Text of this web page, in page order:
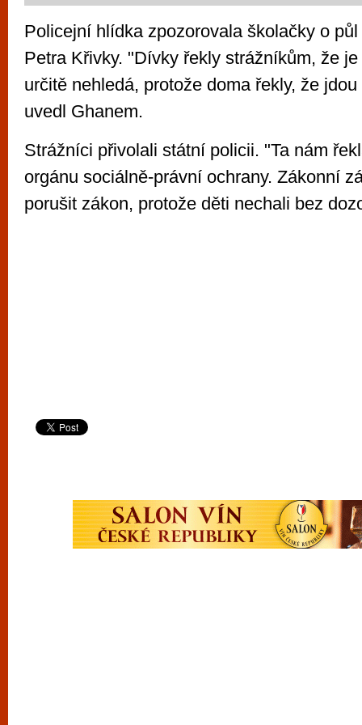
Policejní hlídka zpozorovala školačky o
Petra Křivky. "Dívky řekly strážníkům, že
určitě nehledá, protože doma řekly, že
uvedl Ghanem.
Strážníci přivolali státní policii. "Ta nám
orgánu sociálně-právní ochrany. Zákonní
porušit zákon, protože děti nechali bez